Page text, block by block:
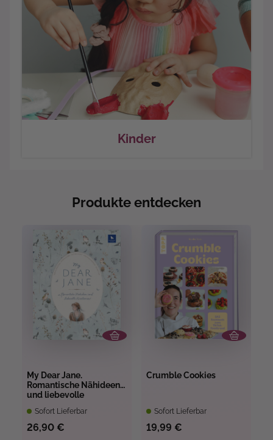
Kinder
Produkte entdecken
My Dear Jane.
Romantische Nähideen
und liebevolle
Sofort Lieferbar
26,90 €
Crumble Cookies
Sofort Lieferbar
19,99 €